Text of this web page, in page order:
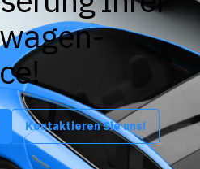
Kontaktieren Sie uns!